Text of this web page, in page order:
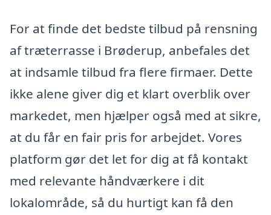
For at finde det bedste tilbud på rensning
af træterrasse i Brøderup, anbefales det
at indsamle tilbud fra flere firmaer. Dette
ikke alene giver dig et klart overblik over
markedet, men hjælper også med at sikre,
at du får en fair pris for arbejdet. Vores
platform gør det let for dig at få kontakt
med relevante håndværkere i dit
lokalområde, så du hurtigt kan få den